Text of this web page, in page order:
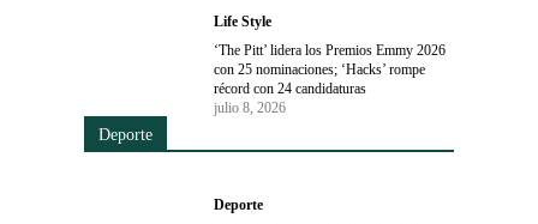
Life Style
‘The Pitt’ lidera los Premios Emmy 2026
con 25 nominaciones; ‘Hacks’ rompe
récord con 24 candidaturas
julio 8, 2026
Deporte
Deporte